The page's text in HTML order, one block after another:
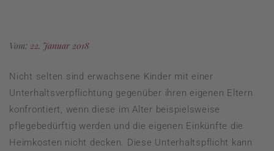
Vom: 22. Januar 2018
Nicht selten sind erwachsene Kinder mit einer
Unterhaltsverpflichtung gegenüber ihren eigenen Eltern
konfrontiert, wenn diese im Alter beispielsweise
pflegebedürftig werden und die eigenen Einkünfte die
Heimkosten nicht decken. Diese Unterhaltspflicht kann